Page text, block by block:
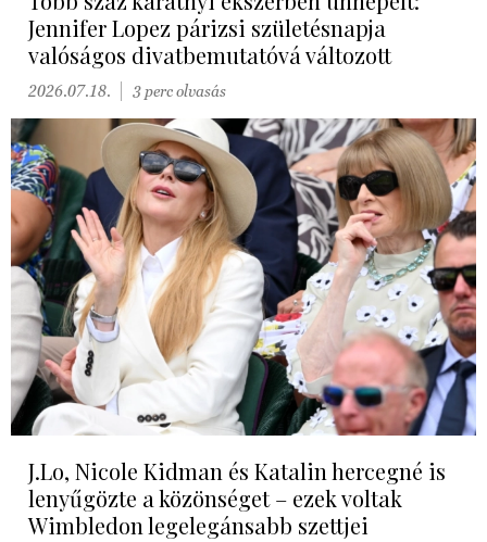
Jennifer Lopez párizsi születésnapja
valóságos divatbemutatóvá változott
2026.07.18. 3 perc olvasás
J.Lo, Nicole Kidman és Katalin hercegné is
lenyűgözte a közönséget – ezek voltak
Wimbledon legelegánsabb szettjei